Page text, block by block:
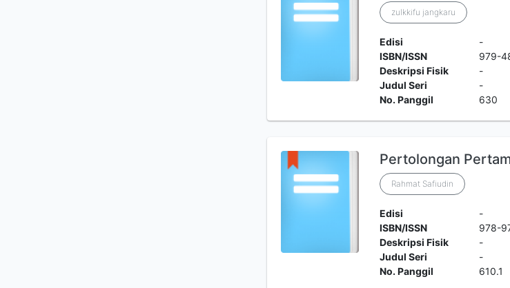
zulkkifu jangkaru
Edisi
-
ISBN/ISSN
979-
Deskripsi Fisik
-
Judul Seri
-
No. Panggil
630
Pertolongan
Rahmat Safiudin
Edisi
-
ISBN/ISSN
978-
Deskripsi Fisik
-
Judul Seri
-
No. Panggil
610.1